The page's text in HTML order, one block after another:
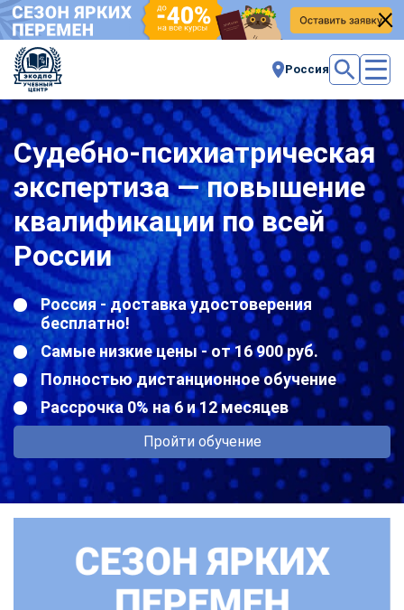
Россия
Судебно-психиатрическая
экспертиза — повышение
квалификации по всей
России
Россия - доставка удостоверения
бесплатно!
Самые низкие цены - от 16 900 руб.
Полностью дистанционное обучение
Рассрочка 0% на 6 и 12 месяцев
Пройти обучение